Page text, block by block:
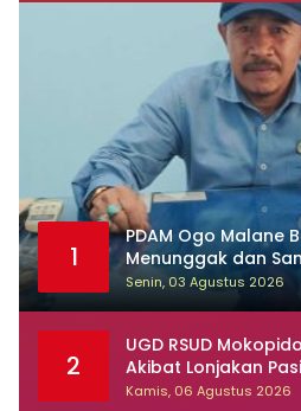
1
PDAM Ogo Malane
Menunggak dan
Ditertibkan
Senin, 03 Agustus 2026
2
UGD RSUD
Akibat Lonjakan
Peningkatan Kasus
Kamis, 06 Agustus 2026